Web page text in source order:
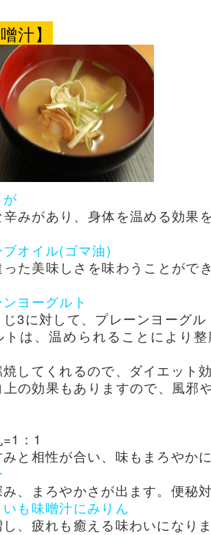
汁】
が
みがあり、身体を温める効果
ブオイル(ゴマ油)
った美味しさを味わうことがで
ンヨーグルト
3に対して、プレーンヨーグ
トは、温められることにより
焼してくれるので、ダイエット
上の効果もありますので、風邪
：1
と相性が合い、味もまろやか
み、まろやかさが出ます。便秘
いも味噌汁にみりん
、疲れも癒える味わいになり